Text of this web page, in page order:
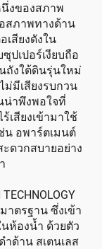
งของสภาพ
สภาพทางด้าน
เสียงดังใน
ปเปอร์เงียบถือ
ถังใต้ดินรุ่นใหม่
ม่มีเสียงรบกวน
น่าพึงพอใจที่
สียงเข้ามาใช้
น อพาร์ตเมนต์
ดวกสบายอย่าง
าตรฐาน ซึ่งเข้า
ห้องน้ำ ด้วยตัว
ด้าน สเตนเลส